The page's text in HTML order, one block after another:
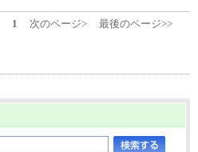
1 次のページ> 最後のページ>>